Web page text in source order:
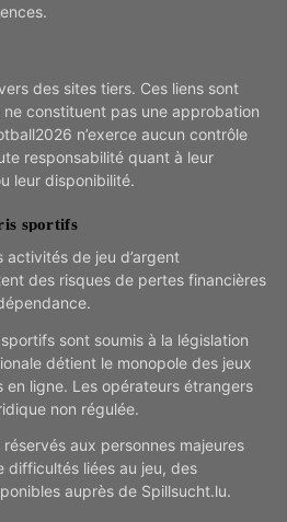
des sites tiers. Ces liens sont
constituent pas une approbation
n’exerce aucun contrôle
responsabilité quant à leur
leur disponibilité.
sportifs
de jeu d’argent
des risques de pertes financières
sont soumis à la législation
détient le monopole des jeux
ligne. Les opérateurs étrangers
non régulée.
aux personnes majeures
difficultés liées au jeu, des
auprès de Spillsucht.lu.